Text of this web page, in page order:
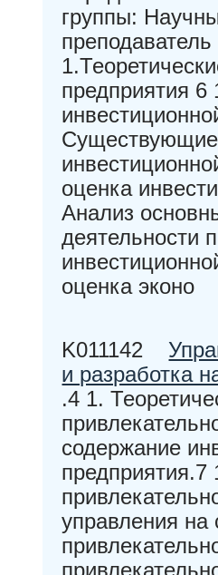
группы:
предприятия
оценка
Анализ
деятельности
оценка эконо
K011142
и разработка
.4 1.
содержание
управления на